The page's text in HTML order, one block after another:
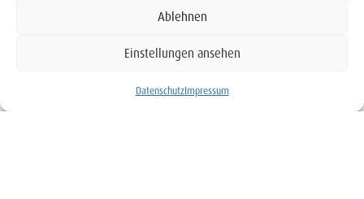
Ablehnen
Einstellungen ansehen
DatenschutzImpressum